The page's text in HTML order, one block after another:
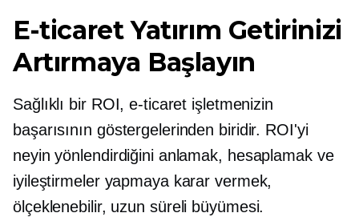
E-ticaret Yatırım Getirinizi
Artırmaya Başlayın
Sağlıklı bir ROI, e-ticaret işletmenizin
başarısının göstergelerinden biridir. ROI'yi
neyin yönlendirdiğini anlamak, hesaplamak ve
iyileştirmeler yapmaya karar vermek,
ölçeklenebilir, uzun süreli büyümesi.